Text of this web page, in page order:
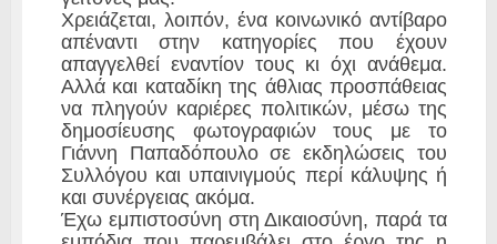
Χρειάζεται, λοιπόν, ένα κοινωνικό αντίβαρο
απέναντι στην κατηγορίες που έχουν
απαγγελθεί εναντίον τους κι όχι ανάθεμα.
Αλλά και καταδίκη της άθλιας προσπάθειας
να πληγούν καριέρες πολιτικών, μέσω της
δημοσίευσης φωτογραφιών τους με το
Γιάννη Παπαδόπουλο σε εκδηλώσεις του
Συλλόγου και υπαινιγμούς περί κάλυψης ή
και συνέργειας ακόμα.
Έχω εμπιστοσύνη στη Δικαιοσύνη, παρά τα